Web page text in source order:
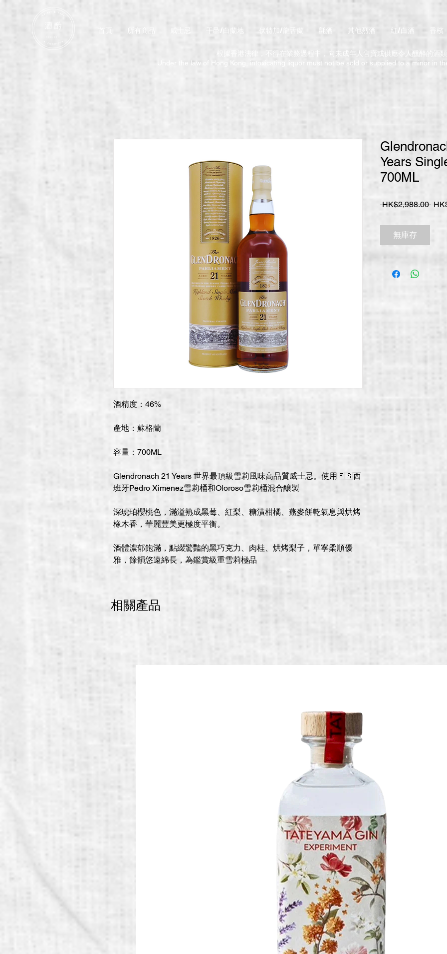
所有商品 干邑/白蘭地 伏特加/龍舌蘭 氈酒 其他烈酒 紅/白酒 香檳
根據香港法律，不得在業務過程中，向未成年人售賣或供應令人醺醉的酒
Under the law of Hong Kong, intoxicating liquor must not be sold or supplied to a minor in
酒精度：46%
產地：蘇格蘭
容量：700ML
Glendronach 21 Years 世界最頂級雪莉風味高品質威士忌。使用🇪🇸西
班牙Pedro Ximenez雪莉桶和Oloroso雪莉桶混合釀製
深琥珀櫻桃色，滿溢熟成黑莓、紅梨、糖漬柑橘、燕麥餅乾氣息與烘烤
橡木香，華麗豐美更極度平衡。
酒體濃郁飽滿，點綴驚豔的黑巧克力、肉桂、烘烤梨子，單寧柔順優
雅，餘韻悠遠綿長，為鑑賞級重雪莉極品
Years
700ML
HK$2,988.00 一
無庫存
相關產品